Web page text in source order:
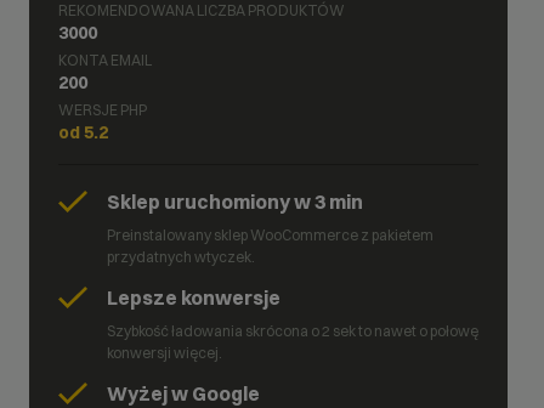
REKOMENDOWANA LICZBA PRODUKTÓW
3000
KONTA EMAIL
200
WERSJE PHP
od 5.2
Sklep uruchomiony w 3 min
Preinstalowany sklep WooCommerce z pakietem
przydatnych wtyczek.
Lepsze konwersje
Szybkość ładowania skrócona o 2 sek to nawet o połowę
konwersji więcej.
Wyżej w Google